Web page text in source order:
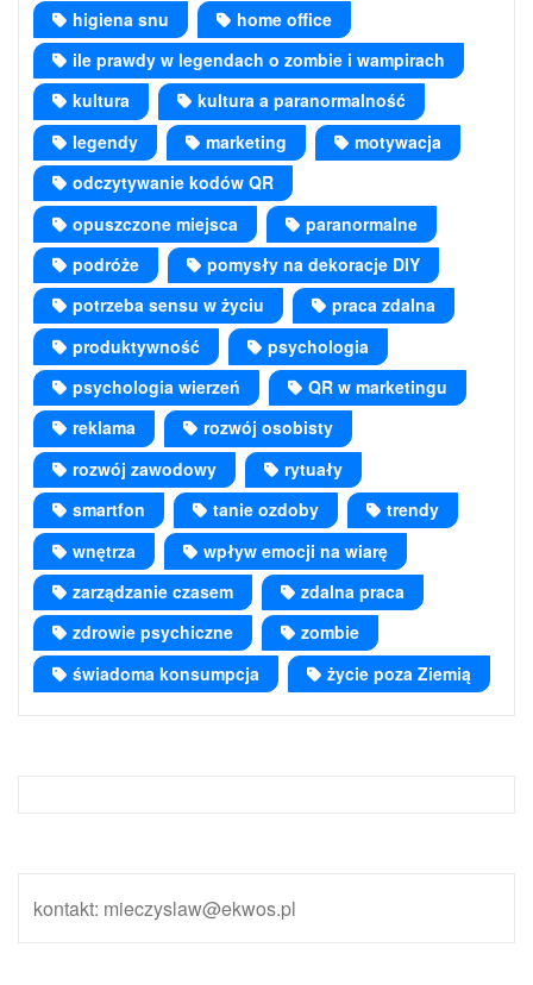
higiena snu
home office
ile prawdy w legendach o zombie i wampirach
kultura
kultura a paranormalność
legendy
marketing
motywacja
odczytywanie kodów QR
opuszczone miejsca
paranormalne
podróże
pomysły na dekoracje DIY
potrzeba sensu w życiu
praca zdalna
produktywność
psychologia
psychologia wierzeń
QR w marketingu
reklama
rozwój osobisty
rozwój zawodowy
rytuały
smartfon
tanie ozdoby
trendy
wnętrza
wpływ emocji na wiarę
zarządzanie czasem
zdalna praca
zdrowie psychiczne
zombie
świadoma konsumpcja
życie poza Ziemią
kontakt: mieczyslaw@ekwos.pl